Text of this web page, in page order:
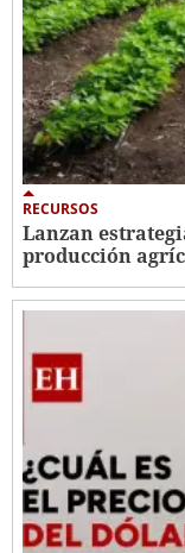
RECURSOS
Lanzan
producción